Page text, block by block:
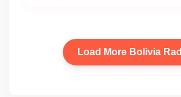
Load More Bolivia